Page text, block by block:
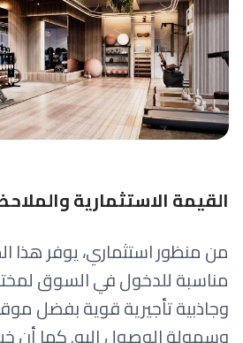
القيمة الاستثمارية
من منظور استثماري، يوفر هذا
مناسبة للدخول في السوق
وجاذبية تأجيرية قوية بفضل
وسهولة الوصول إليه. كما أن